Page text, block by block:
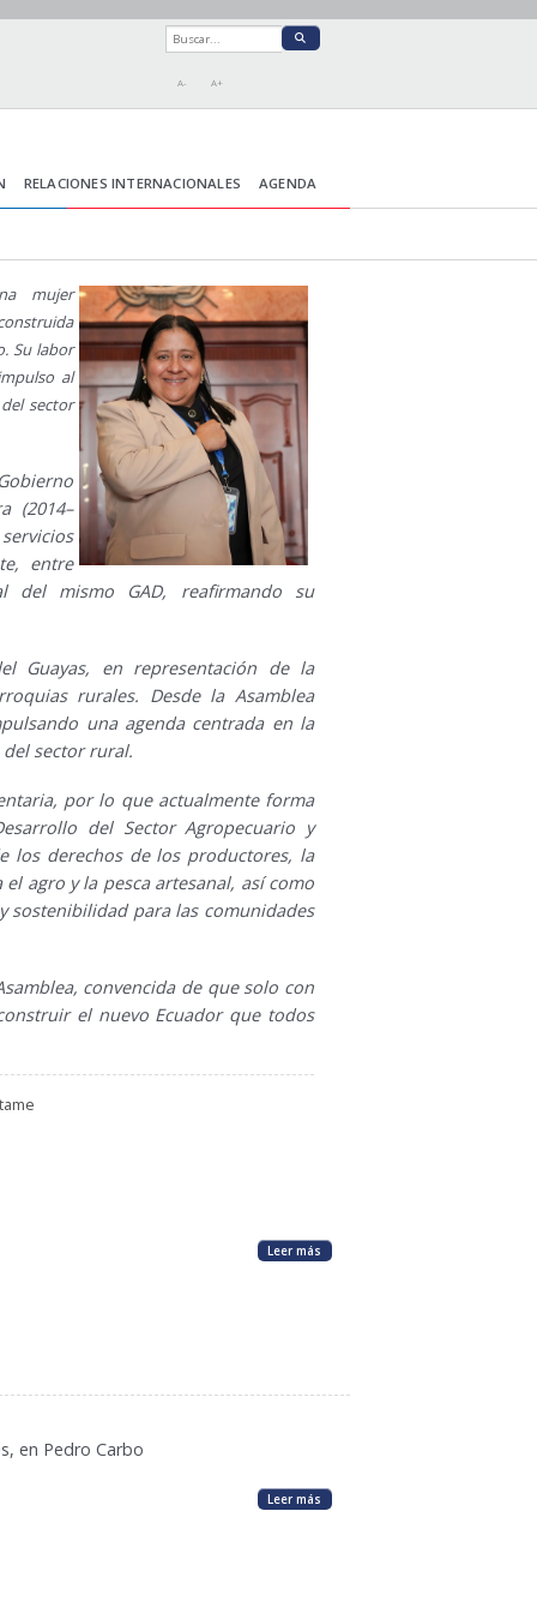
A- A+
RELACIONES INTERNACIONALES AGENDA
mujer
Su labor
al
sector
(2014–
entre
del mismo GAD, reafirmando su
Guayas, en representación de la
rurales. Desde la Asamblea
una agenda centrada en la
sector rural.
por lo que actualmente forma
del Sector Agropecuario y
los derechos de los productores, la
agro y la pesca artesanal, así como
sostenibilidad para las comunidades
convencida de que solo con
el nuevo Ecuador que todos
Leer más
en Pedro Carbo
Leer más